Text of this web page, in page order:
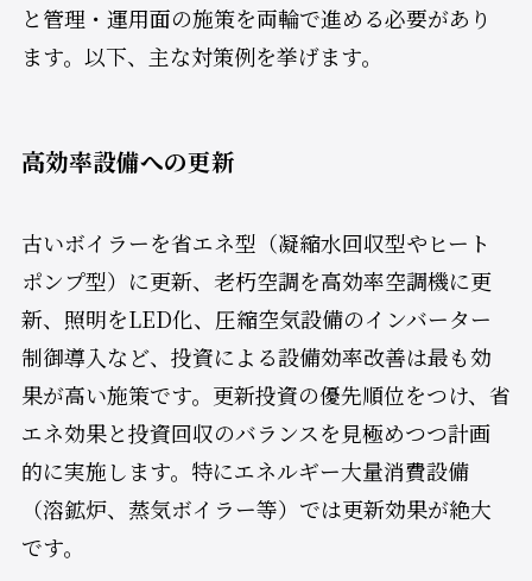
と管理・運用面の施策を両輪で進める必要があり
ます。以下、主な対策例を挙げます。
高効率設備への更新
古いボイラーを省エネ型（凝縮水回収型やヒート
ポンプ型）に更新、老朽空調を高効率空調機に更
新、照明をLED化、圧縮空気設備のインバーター
制御導入など、投資による設備効率改善は最も効
果が高い施策です。更新投資の優先順位をつけ、省
エネ効果と投資回収のバランスを見極めつつ計画
的に実施します。特にエネルギー大量消費設備
（溶鉱炉、蒸気ボイラー等）では更新効果が絶大
です。